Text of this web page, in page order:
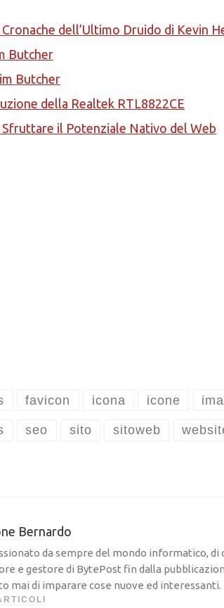
dell’Ultimo Druido di Kevin
Butcher
Butcher
della Realtek RTL8822CE
Sfruttare il Potenziale Nativo del Web
favicon icona icone
seo sito sitoweb
Bernardo
da sempre del mondo informatico, di
e gestore di BytePost fin dalla
mai di imparare cose nuove ed interessanti.